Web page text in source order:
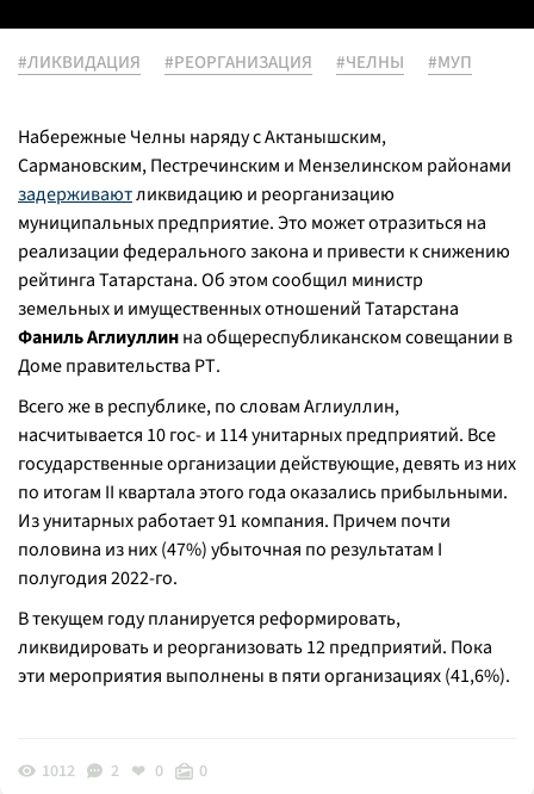
#ЛИКВИДАЦИЯ #РЕОРГАНИЗАЦИЯ #ЧЕЛНЫ #МУП
Набережные Челны наряду с Актанышским,
Сармановским, Пестречинским и Мензелинском районами
задерживаютликвидацию и реорганизацию
муниципальных предприятие. Это может отразиться на
реализации федерального закона и привести к снижению
рейтинга Татарстана. Об этом сообщил министр
земельных и имущественных отношений Татарстана
Фаниль Аглиуллинна общереспубликанском совещании в
Доме правительства РТ.
Всего же в республике, по словам Аглиуллин,
насчитывается 10 гос- и 114 унитарных предприятий. Все
государственные организации действующие, девять из них
по итогам II квартала этого года оказались прибыльными.
Из унитарных работает 91 компания. Причем почти
половина из них (47%) убыточная по результатам I
полугодия 2022-го.
В текущем году планируется реформировать,
ликвидировать и реорганизовать 12 предприятий. Пока
эти мероприятия выполнены в пяти организациях (41,6%).
1012 2 0 0